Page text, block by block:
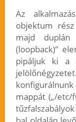
Az
objektum
majd
(loopback)”
pipáljuk ki a
mappát („/etc/